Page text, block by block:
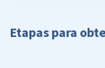
Etapas para